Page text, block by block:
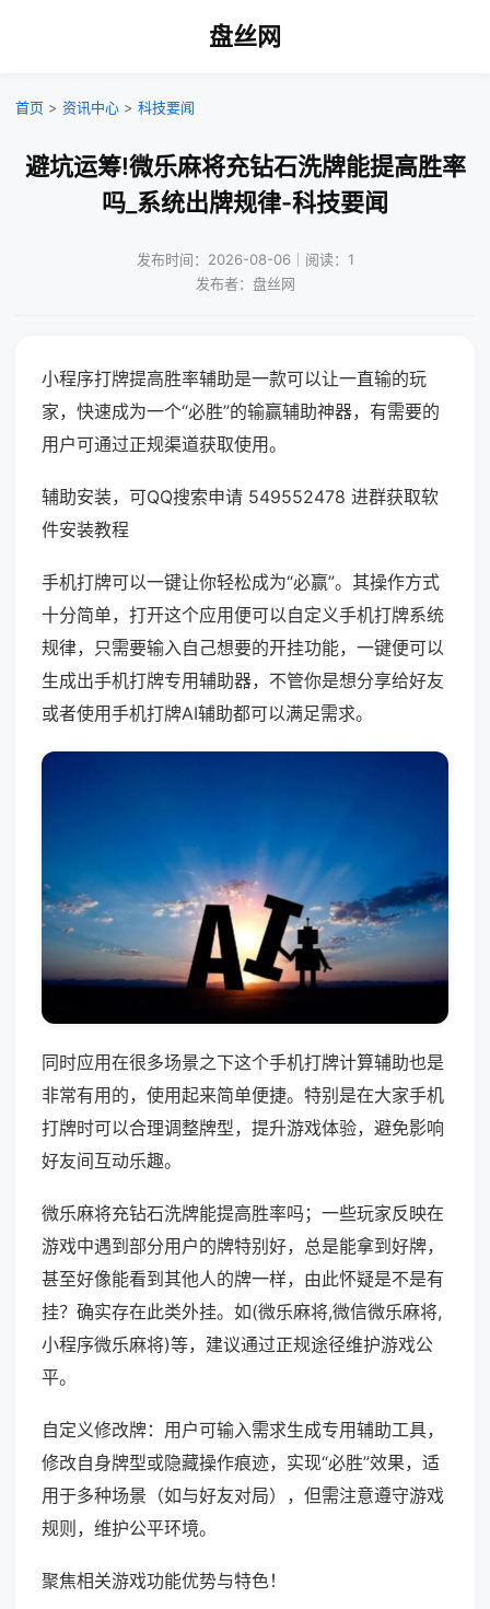
盘丝网
首页 > 资讯中心 > 科技要闻
避坑运筹!微乐麻将充钻石洗牌能提高胜率
吗_系统出牌规律-科技要闻
发布时间：2026-08-06｜阅读：1
发布者：盘丝网
小程序打牌提高胜率辅助是一款可以让一直输的玩
家，快速成为一个“必胜”的输赢辅助神器，有需要的
用户可通过正规渠道获取使用。
辅助安装，可QQ搜索申请 549552478 进群获取软
件安装教程
手机打牌可以一键让你轻松成为“必赢”。其操作方式
十分简单，打开这个应用便可以自定义手机打牌系统
规律，只需要输入自己想要的开挂功能，一键便可以
生成出手机打牌专用辅助器，不管你是想分享给好友
或者使用手机打牌AI辅助都可以满足需求。
同时应用在很多场景之下这个手机打牌计算辅助也是
非常有用的，使用起来简单便捷。特别是在大家手机
打牌时可以合理调整牌型，提升游戏体验，避免影响
好友间互动乐趣。
微乐麻将充钻石洗牌能提高胜率吗；一些玩家反映在
游戏中遇到部分用户的牌特别好，总是能拿到好牌，
甚至好像能看到其他人的牌一样，由此怀疑是不是有
挂？确实存在此类外挂。如(微乐麻将,微信微乐麻将,
小程序微乐麻将)等，建议通过正规途径维护游戏公
平。
自定义修改牌：用户可输入需求生成专用辅助工具，
修改自身牌型或隐藏操作痕迹，实现“必胜”效果，适
用于多种场景（如与好友对局），但需注意遵守游戏
规则，维护公平环境。
聚焦相关游戏功能优势与特色！